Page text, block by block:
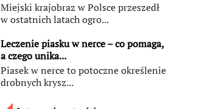
Miejski krajobraz w Polsce przeszedł
w ostatnich latach ogro...
Leczenie piasku w nerce – co pomaga,
a czego unika...
Piasek w nerce to potoczne określenie
drobnych krysz...